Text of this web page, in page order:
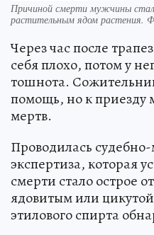
Причиной смерти мужчины
растительным ядом растения.
Через час после
себя плохо, потом у
тошнота.
помощь, но к приезду
мертв.
Проводилась
экспертиза, которая
смерти стало острое
ядовитым или
этилового спирта